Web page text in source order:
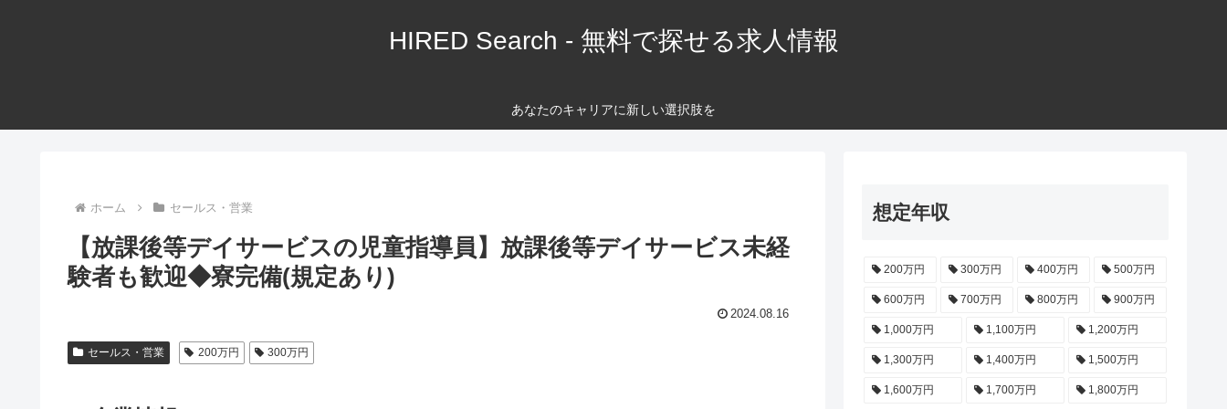
HIRED Search - 無料で探せる求人情報
あなたのキャリアに新しい選択肢を
ホーム セールス・営業
【放課後等デイサービスの児童指導員】放課後等デイサービス未経
験者も歓迎◆寮完備(規定あり)
2024.08.16
セールス・営業 200万円 300万円
想定年収
200万円 300万円 400万円 500万円
600万円 700万円 800万円 900万円
1,000万円 1,100万円 1,200万円
1,300万円 1,400万円 1,500万円
1,600万円 1,700万円 1,800万円